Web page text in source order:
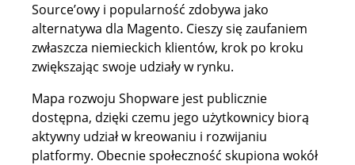
Source’owy i popularność zdobywa jako
alternatywa dla Magento. Cieszy się zaufaniem
zwłaszcza niemieckich klientów, krok po kroku
zwiększając swoje udziały w rynku.
Mapa rozwoju Shopware jest publicznie
dostępna, dzięki czemu jego użytkownicy biorą
aktywny udział w kreowaniu i rozwijaniu
platformy. Obecnie społeczność skupiona wokół